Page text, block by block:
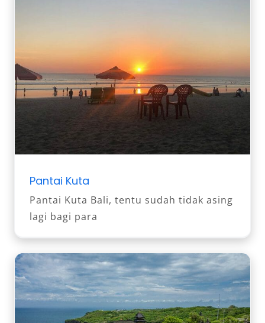
Pantai Kuta
Pantai Kuta Bali, tentu sudah tidak asing
lagi bagi para